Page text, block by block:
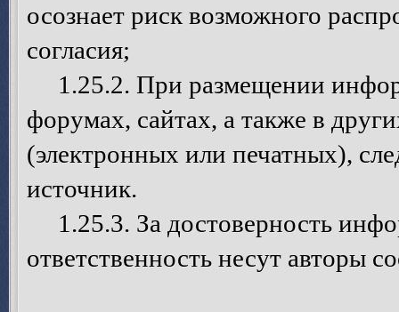
осознает риск возможного
согласия;
1.25.2. При размещении
форумах, сайтах, а также в
(электронных или печатных),
источник.
1.25.3. За достоверность
ответственность несут авторы